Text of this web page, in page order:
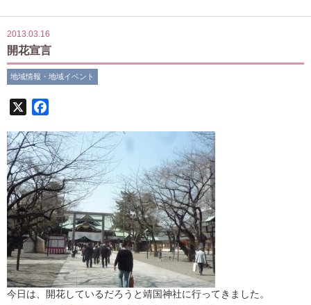
2013.03.16
開花宣言
地域情報・地域イベント
今日は、開花しているだろうと靖国神社に行ってきました。